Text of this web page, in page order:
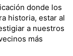
donde los
historia, estar al
a nuestros
más